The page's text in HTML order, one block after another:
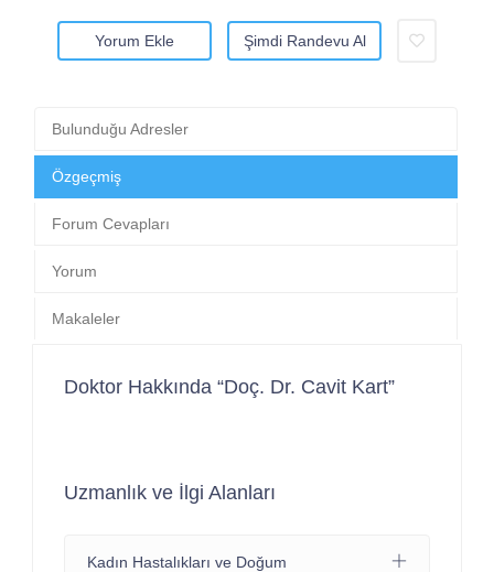
Yorum Ekle Şimdi Randevu Al
Bulunduğu Adresler
Özgeçmiş
Forum Cevapları
Yorum
Makaleler
Doktor Hakkında “Doç. Dr. Cavit Kart”
Uzmanlık ve İlgi Alanları
Kadın Hastalıkları ve Doğum